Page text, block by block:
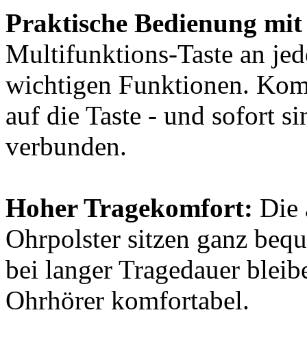
Praktische Bedienung
Multifunktions-Taste an
wichtigen Funktionen.
auf die Taste - und sofort
verbunden.
Hoher Tragekomfort: Die
Ohrpolster sitzen ganz
bei langer Tragedauer
Ohrhörer komfortabel.